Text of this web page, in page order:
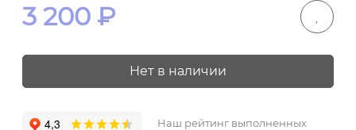
3 200 ₽
Нет в наличии
Наш рейтинг выполненных